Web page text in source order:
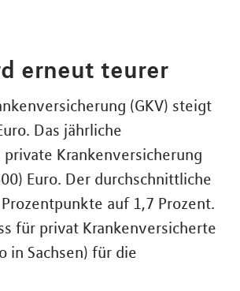
erneut teurer
(GKV) steigt
Das jährliche
Krankenversicherung
Euro. Der durchschnittliche
auf 1,7 Prozent.
für privat Krankenversicherte
in Sachsen) für die